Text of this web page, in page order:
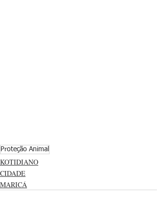
Proteção Animal
KOTIDIANO
CIDADE
MARICÁ